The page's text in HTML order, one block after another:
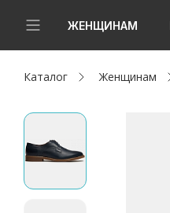
ЖЕНЩИНАМ
Новинки
Женщинам
Мужчинам
Каталог Женщинам